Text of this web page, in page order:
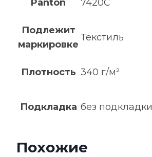
Panton 7420C
Подлежит
маркировке
Текстиль
Плотность 340 г/м²
Подкладка без подкладки
Похожие